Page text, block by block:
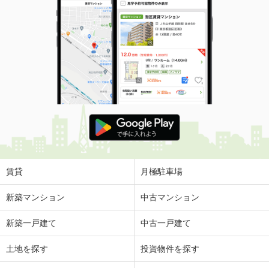
賃貸 月極駐車場
新築マンション 中古マンション
新築一戸建て 中古一戸建て
土地を探す 投資物件を探す